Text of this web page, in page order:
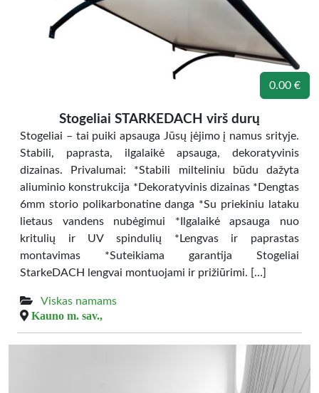
0.00 €
Stogeliai STARKEDACH virš durų
Stogeliai – tai puiki apsauga Jūsų įėjimo į namus srityje.
Stabili, paprasta, ilgalaikė apsauga, dekoratyvinis
dizainas. Privalumai: *Stabili milteliniu būdu dažyta
aliuminio konstrukcija *Dekoratyvinis dizainas *Dengtas
6mm storio polikarbonatine danga *Su priekiniu lataku
lietaus vandens nubėgimui *Ilgalaikė apsauga nuo
kritulių ir UV spindulių *Lengvas ir paprastas
montavimas *Suteikiama garantija Stogeliai
StarkeDACH lengvai montuojami ir prižiūrimi. […]
Viskas namams
Kauno m. sav.,